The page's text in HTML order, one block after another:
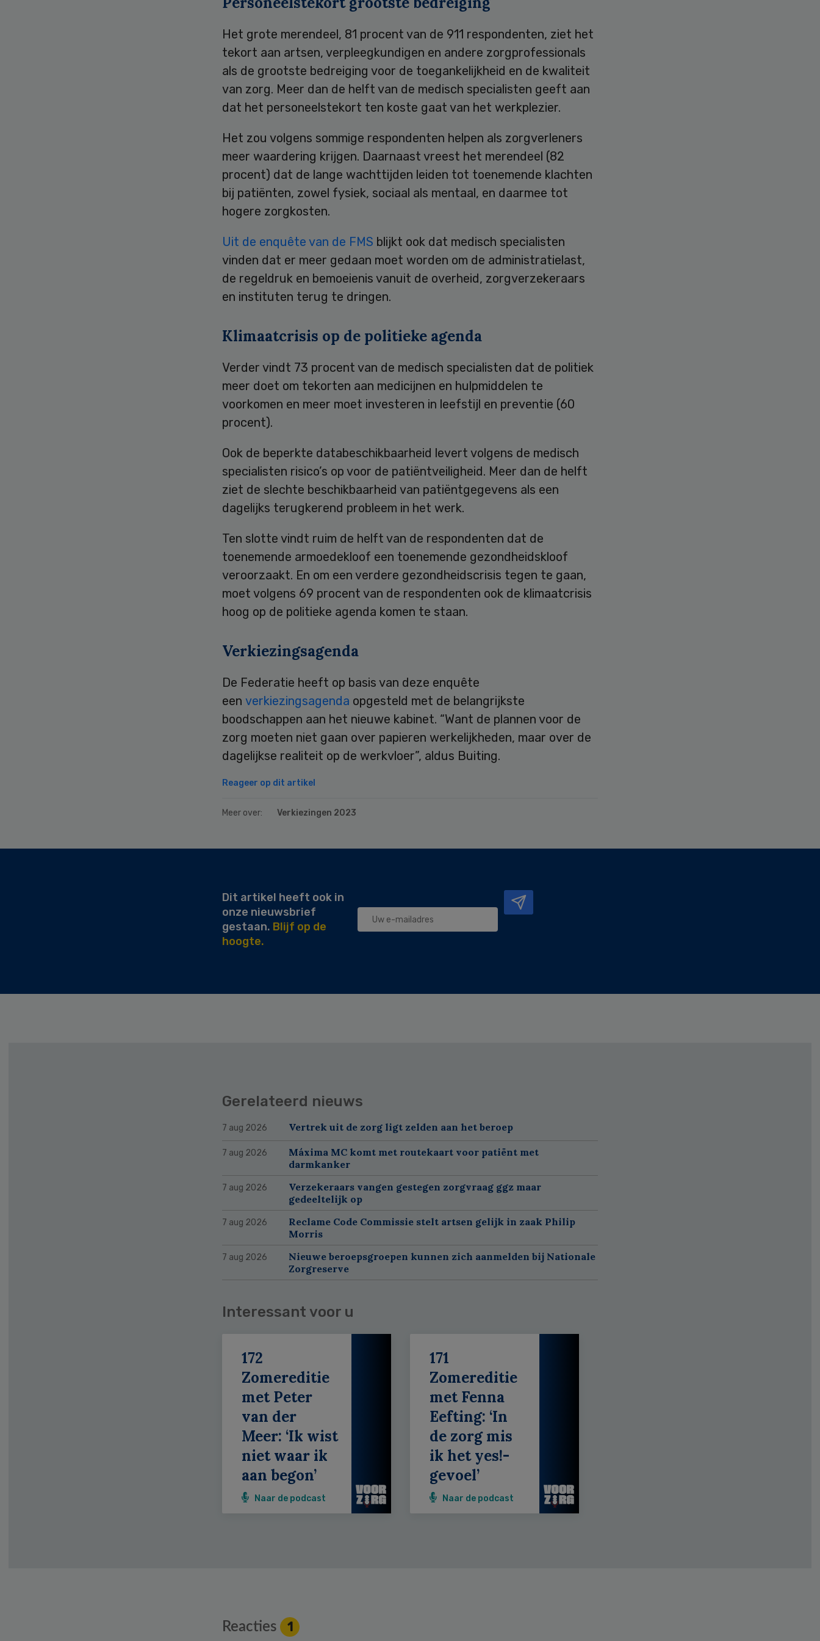
Het grote merendeel, 81 procent van de 911 respondenten, ziet het
tekort aan artsen, verpleegkundigen en andere zorgprofessionals
als de grootste bedreiging voor de toegankelijkheid en de kwaliteit
van zorg. Meer dan de helft van de medisch specialisten geeft aan
dat het personeelstekort ten koste gaat van het werkplezier.
Het zou volgens sommige respondenten helpen als zorgverleners
meer waardering krijgen. Daarnaast vreest het merendeel (82
procent) dat de lange wachttijden leiden tot toenemende klachten
bij patiënten, zowel fysiek, sociaal als mentaal, en daarmee tot
hogere zorgkosten.
Uit de enquête van de FMS blijkt ook dat medisch specialisten
vinden dat er meer gedaan moet worden om de administratielast,
de regeldruk en bemoeienis vanuit de overheid, zorgverzekeraars
en instituten terug te dringen.
Klimaatcrisis op de politieke agenda
Verder vindt 73 procent van de medisch specialisten dat de politiek
meer doet om tekorten aan medicijnen en hulpmiddelen te
voorkomen en meer moet investeren in leefstijl en preventie (60
procent).
Ook de beperkte databeschikbaarheid levert volgens de medisch
specialisten risico’s op voor de patiëntveiligheid. Meer dan de helft
ziet de slechte beschikbaarheid van patiëntgegevens als een
dagelijks terugkerend probleem in het werk.
Ten slotte vindt ruim de helft van de respondenten dat de
toenemende armoedekloof een toenemende gezondheidskloof
veroorzaakt. En om een verdere gezondheidscrisis tegen te gaan,
moet volgens 69 procent van de respondenten ook de klimaatcrisis
hoog op de politieke agenda komen te staan.
Verkiezingsagenda
De Federatie heeft op basis van deze enquête
een verkiezingsagenda opgesteld met de belangrijkste
boodschappen aan het nieuwe kabinet. “Want de plannen voor de
zorg moeten niet gaan over papieren werkelijkheden, maar over de
dagelijkse realiteit op de werkvloer”, aldus Buiting.
Reageer op dit artikel
Meer over: Verkiezingen 2023
Secondary
Dit artikel heeft ook in
onze nieuwsbrief
gestaan. Blijf op de
hoogte.
Gerelateerd nieuws
7 aug 2026 Vertrek uit de zorg ligt zelden aan het beroep
7 aug 2026
Máxima MC komt met routekaart voor patiënt met
darmkanker
7 aug 2026
Verzekeraars vangen gestegen zorgvraag ggz maar
gedeeltelijk op
7 aug 2026
Reclame Code Commissie stelt artsen gelijk in zaak Philip
Morris
7 aug 2026
Nieuwe beroepsgroepen kunnen zich aanmelden bij Nationale
Zorgreserve
Interessant voor u
172
Zomereditie
met Peter
van der
Meer: ‘Ik wist
niet waar ik
aan begon’
Naar de podcast
171
Zomereditie
met Fenna
Eefting: ‘In
de zorg mis
ik het yes!-
gevoel’
Naar de podcast
Reacties 1